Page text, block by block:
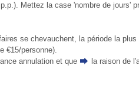
Mettez la case 'nombre de jours'
se chevauchent, la période la
€15/personne).
annulation et que
la raison de